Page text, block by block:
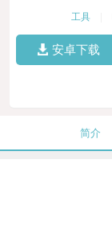
工具
安卓下载
简介